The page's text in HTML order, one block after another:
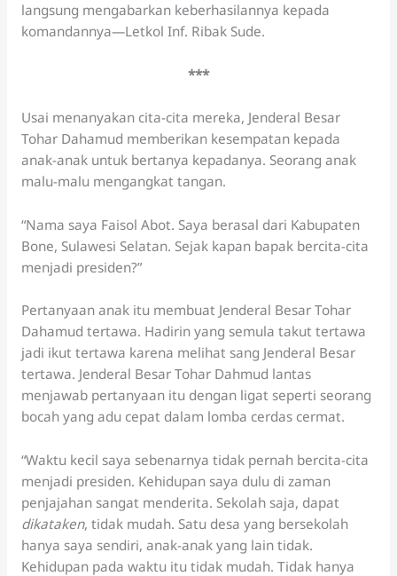
langsung mengabarkan keberhasilannya kepada
komandannya—Letkol Inf. Ribak Sude.
***
Usai menanyakan cita-cita mereka, Jenderal Besar
Tohar Dahamud memberikan kesempatan kepada
anak-anak untuk bertanya kepadanya. Seorang anak
malu-malu mengangkat tangan.
“Nama saya Faisol Abot. Saya berasal dari Kabupaten
Bone, Sulawesi Selatan. Sejak kapan bapak bercita-cita
menjadi presiden?”
Pertanyaan anak itu membuat Jenderal Besar Tohar
Dahamud tertawa. Hadirin yang semula takut tertawa
jadi ikut tertawa karena melihat sang Jenderal Besar
tertawa. Jenderal Besar Tohar Dahmud lantas
menjawab pertanyaan itu dengan ligat seperti seorang
bocah yang adu cepat dalam lomba cerdas cermat.
“Waktu kecil saya sebenarnya tidak pernah bercita-cita
menjadi presiden. Kehidupan saya dulu di zaman
penjajahan sangat menderita. Sekolah saja, dapat
dikataken, tidak mudah. Satu desa yang bersekolah
hanya saya sendiri, anak-anak yang lain tidak.
Kehidupan pada waktu itu tidak mudah. Tidak hanya